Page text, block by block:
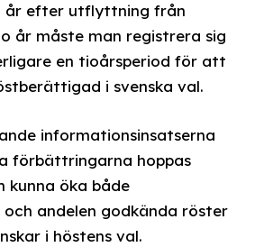
år efter utflyttning från
år måste man registrera sig
en tioårsperiod för att
i svenska val.
informationsinsatserna
förbättringarna hoppas
kunna öka både
andelen godkända röster
i höstens val.